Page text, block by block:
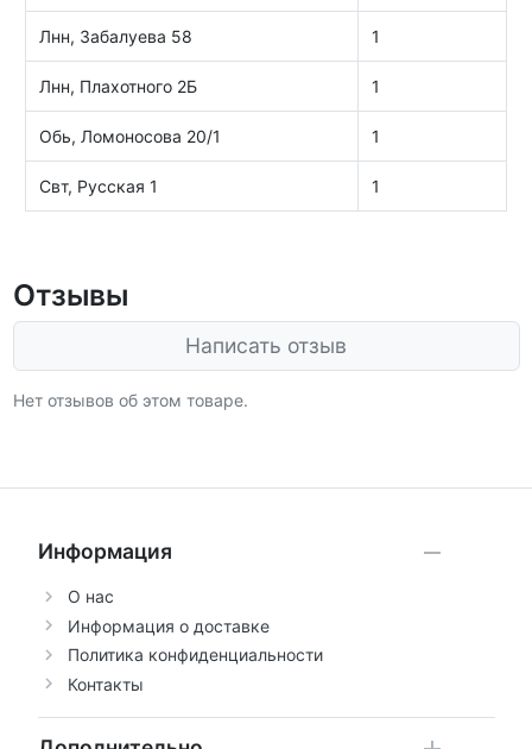
Лнн, Забалуева 58 1
Лнн, Плахотного 2Б 1
Обь, Ломоносова 20/1 1
Свт, Русская 1 1
Отзывы
Написать отзыв
Нет отзывов об этом товаре.
Информация
О нас
Информация о доставке
Политика конфиденциальности
Контакты